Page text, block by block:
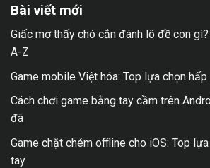
Bài viết mới
Giấc mơ thấy chó cắn đánh lô đề con
A-Z
Game mobile Việt hóa: Top lựa chọn
Cách chơi game bằng tay cầm trên
đã
Game chặt chém offline cho iOS: Top
tay